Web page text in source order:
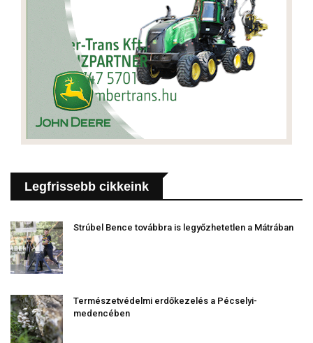
Legfrissebb cikkeink
Strúbel Bence továbbra is legyőzhetetlen a Mátrában
Természetvédelmi erdőkezelés a Pécselyi-
medencében